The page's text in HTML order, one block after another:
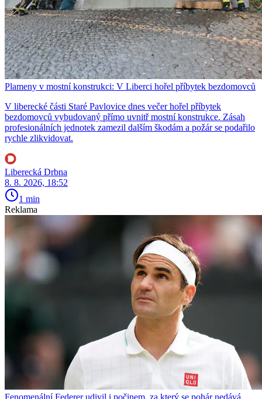
Plameny v mostní konstrukci: V Liberci hořel příbytek bezdomovců
V liberecké části Staré Pavlovice dnes večer hořel příbytek
bezdomovců vybudovaný přímo uvnitř mostní konstrukce. Zásah
profesionálních jednotek zamezil dalším škodám a požár se podařilo
rychle zlikvidovat.
Liberecká Drbna
8. 8. 2026, 18:52
1 min
Reklama